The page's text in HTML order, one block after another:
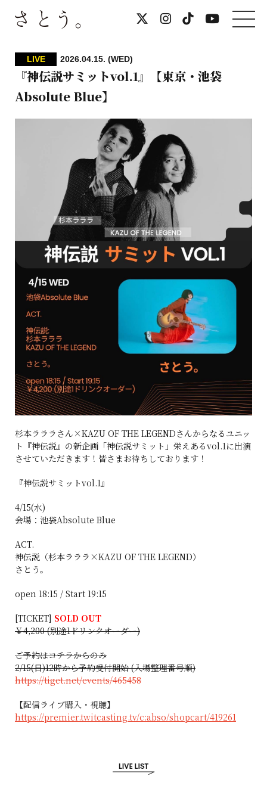
LIVE 2026.04.15. (WED)
『神伝説サミットvol.1』【東京・池袋
Absolute Blue】
杉本ラララさん×KAZU OF THE LEGENDさんからなるユニッ
ト『神伝説』の新企画「神伝説サミット」栄えあるvol.1に出演
させていただきます！皆さまお待ちしております！
『神伝説サミットvol.1』
4/15(水)
会場：池袋Absolute Blue
ACT.
神伝説（杉本ラララ×KAZU OF THE LEGEND）
さとう。
open 18:15 / Start 19:15
[TICKET] SOLD OUT
￥4,200 (別途1ドリンクオーダー)
ご予約はコチラからのみ
2/15(日)12時から予約受付開始 (入場整理番号順)
https://tiget.net/events/465458
【配信ライブ購入・視聴】
https://premier.twitcasting.tv/c:abso/shopcart/419261